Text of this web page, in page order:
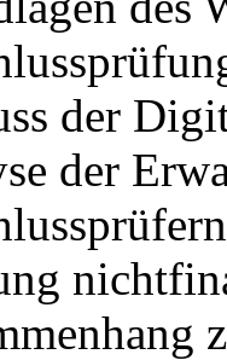
der
der